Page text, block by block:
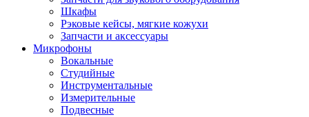
Шкафы
Рэковые кейсы, мягкие кожухи
Запчасти и аксессуары
Микрофоны
Вокальные
Студийные
Инструментальные
Измерительные
Подвесные